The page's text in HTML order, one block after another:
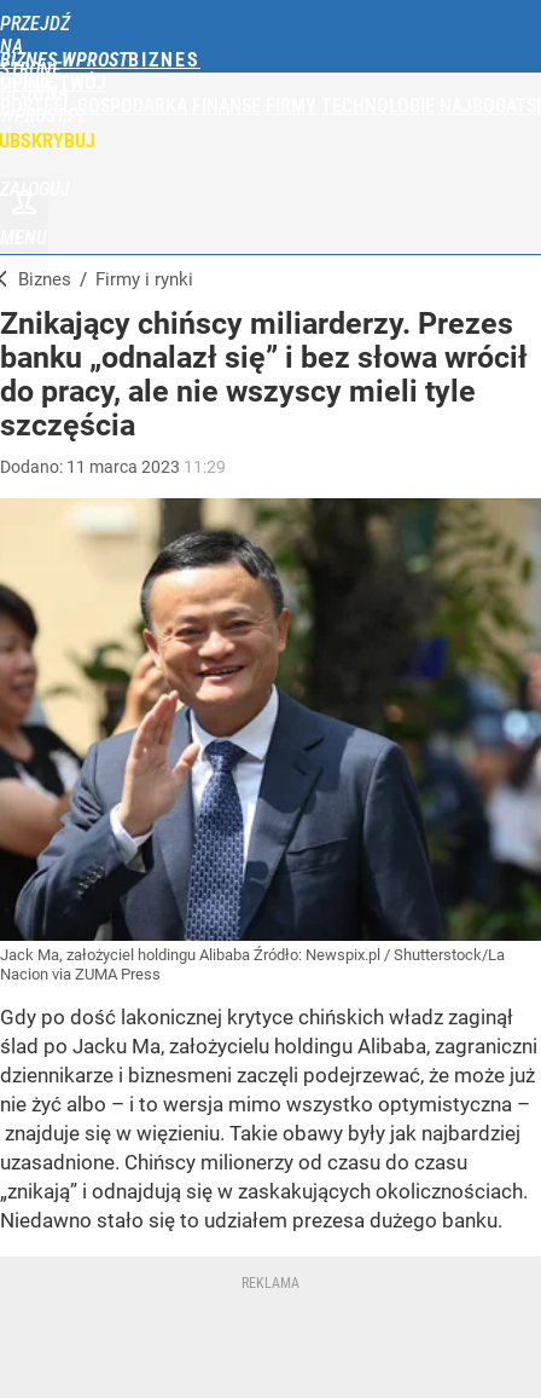
PRZEJDŹ
NA
STRONĘ
BIZNES WPROST
Biznes / Firmy i rynki
Znikający chińscy miliarderzy. Prezes
banku „odnalazł się” i bez słowa wrócił
do pracy, ale nie wszyscy mieli tyle
szczęścia
Dodano: 11 marca 2023 11:29
Jack Ma, założyciel holdingu Alibaba Źródło: Newspix.pl / Shutterstock/La
Nacion via ZUMA Press
Gdy po dość lakonicznej krytyce chińskich władz zaginął
ślad po Jacku Ma, założycielu holdingu Alibaba, zagraniczni
dziennikarze i biznesmeni zaczęli podejrzewać, że może już
nie żyć albo – i to wersja mimo wszystko optymistyczna –
znajduje się w więzieniu. Takie obawy były jak najbardziej
uzasadnione. Chińscy milionerzy od czasu do czasu
„znikają” i odnajdują się w zaskakujących okolicznościach.
Niedawno stało się to udziałem prezesa dużego banku.